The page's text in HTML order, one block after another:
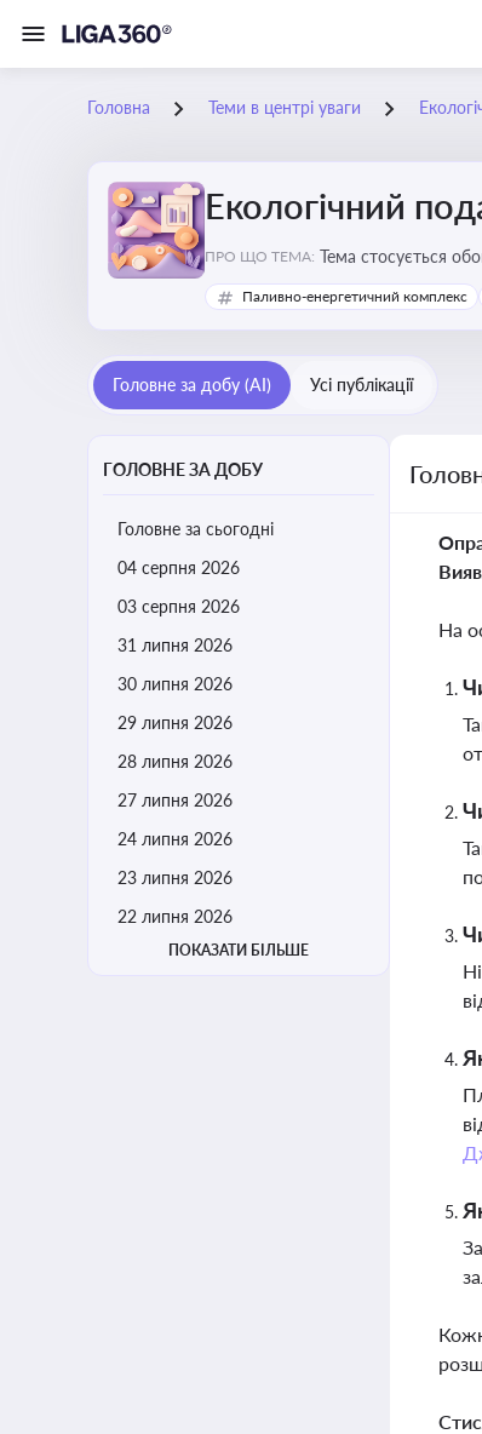
Головна Теми в центрі уваги
Екологічний
ПРО ЩО ТЕМА: Тема стосується
бізнесу,
Паливно-енергетичний комплекс
Головне за добу (AI) Усі публікації
ГОЛОВНЕ ЗА ДОБУ
Головне за сьогодні
04 серпня 2026
03 серпня 2026
31 липня 2026
30 липня 2026
29 липня 2026
28 липня 2026
27 липня 2026
24 липня 2026
23 липня 2026
22 липня 2026
ПОКАЗАТИ БІЛЬШЕ
На